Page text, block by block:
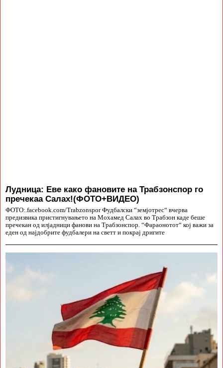
Лудница: Еве како фановите на Трабзонспор го
пречекаа Салах!(ФОТО+ВИДЕО)
ФОТО:.facebook.com/Trabzonspor Фудбалски “земјотрес“ вчерва
предизвика пристигнувањето на Мохамед Салах во Трабзон каде беше
пречекан од илјадници фанови на Трабзонспор. “Фараонотот“ кој важи за
еден од најдобрите фудбалери на светт и покрај дригите